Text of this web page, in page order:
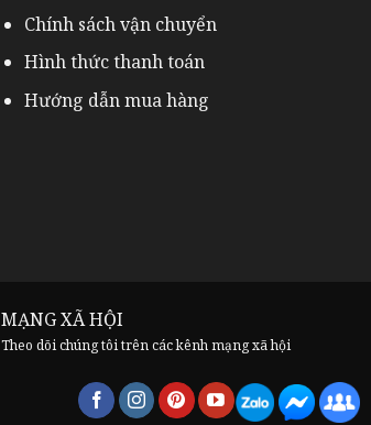
Chính sách vận chuyển
Hình thức thanh toán
Hướng dẫn mua hàng
MẠNG XÃ HỘI
Theo dõi chúng tôi trên các kênh mạng xã hội